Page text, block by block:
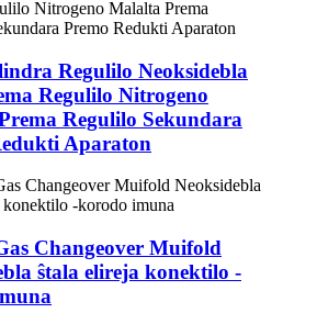
Regulilo Neoksidebla
Regulilo Nitrogeno
Regulilo Sekundara
Aparaton
Changeover Muifold
ŝtala elireja konektilo -